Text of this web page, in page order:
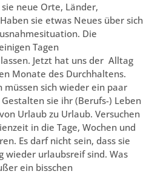
neue Orte, Länder,
sie etwas Neues über sich
Die
Tagen
Jetzt hat uns der Alltag
Monate des Durchhaltens.
sich wieder ein paar
sie ihr (Berufs-) Leben
Urlaub zu Urlaub. Versuchen
in die Tage, Wochen und
Es darf nicht sein, dass sie
wieder urlaubsreif sind. Was
ein bisschen